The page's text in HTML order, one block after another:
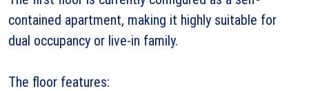
contained apartment, making it highly suitable for
dual occupancy or live-in family.
The floor features: